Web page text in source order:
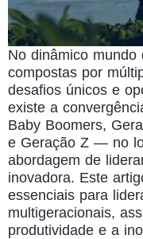
No dinâmico mundo
compostas por
desafios únicos e
existe a
Baby Boomers,
e Geração Z — no
abordagem de
inovadora. Este
essenciais para
multigeracionais,
produtividade e a